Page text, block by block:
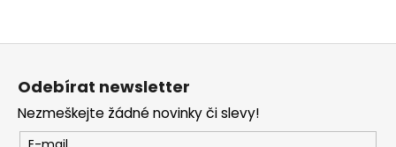
Z
Odebírat newsletter
Nezmeškejte žádné novinky či slevy!